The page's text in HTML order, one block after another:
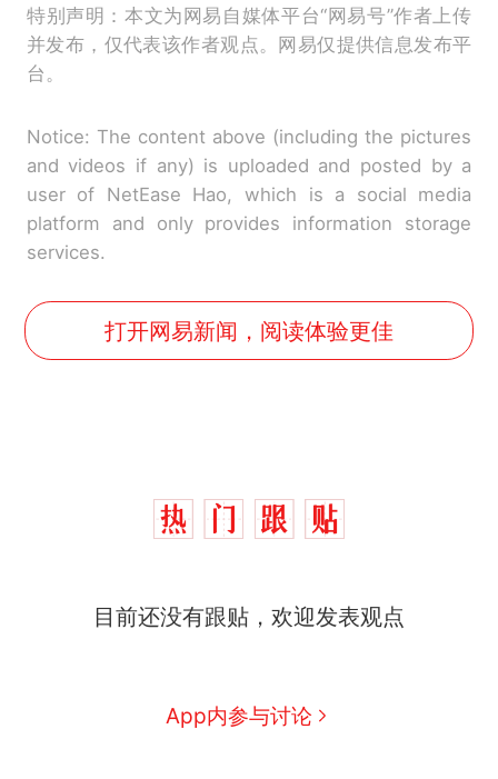
特别声明：本文为网易自媒体平台“网易号”作者上传
并发布，仅代表该作者观点。网易仅提供信息发布平
台。
Notice: The content above (including the pictures
and videos if any) is uploaded and posted by a
user of NetEase Hao, which is a social media
platform and only provides information storage
services.
打开网易新闻，阅读体验更佳
目前还没有跟贴，欢迎发表观点
App内参与讨论